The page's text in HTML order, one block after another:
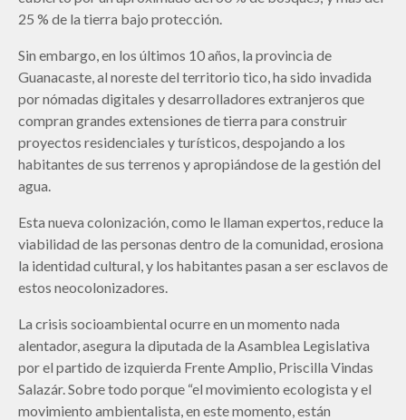
25 % de la tierra bajo protección.
Sin embargo, en los últimos 10 años, la provincia de
Guanacaste, al noreste del territorio tico, ha sido invadida
por nómadas digitales y desarrolladores extranjeros que
compran grandes extensiones de tierra para construir
proyectos residenciales y turísticos, despojando a los
habitantes de sus terrenos y apropiándose de la gestión del
agua.
Esta nueva colonización, como le llaman expertos, reduce la
viabilidad de las personas dentro de la comunidad, erosiona
la identidad cultural, y los habitantes pasan a ser esclavos de
estos neocolonizadores.
La crisis socioambiental ocurre en un momento nada
alentador, asegura la diputada de la Asamblea Legislativa
por el partido de izquierda Frente Amplio, Priscilla Vindas
Salazár. Sobre todo porque “el movimiento ecologista y el
movimiento ambientalista, en este momento, están